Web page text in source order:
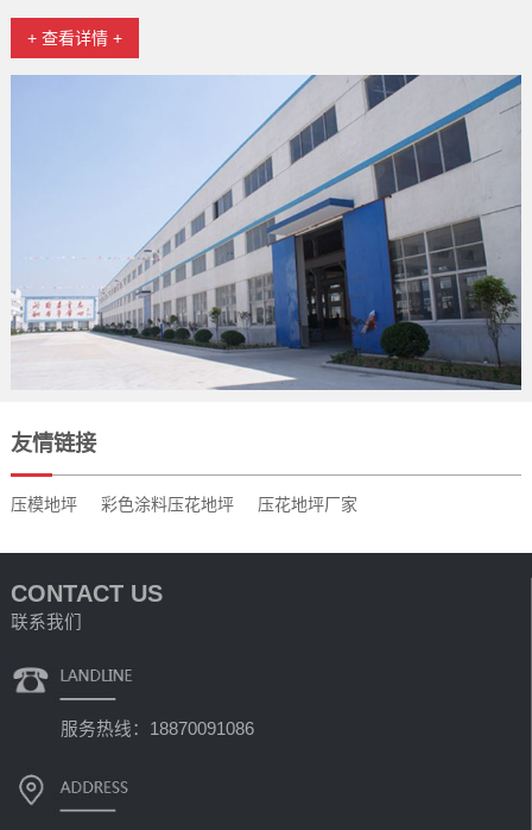
+ 查看详情 +
友情链接
压模地坪 彩色涂料压花地坪 压花地坪厂家
CONTACT US
联系我们
服务热线：18870091086